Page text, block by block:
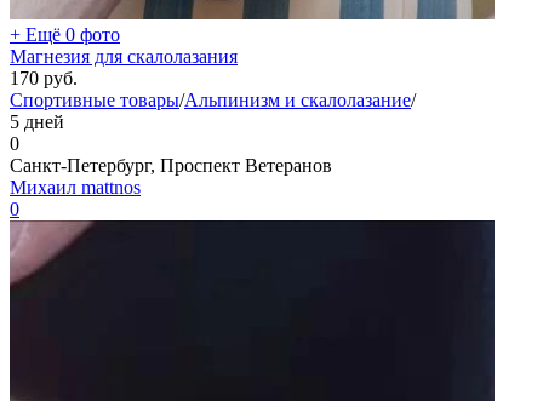
+ Ещё 0 фото
Магнезия для скалолазания
170 руб.
Спортивные товары/Альпинизм и скалолазание/
5 дней
0
Санкт-Петербург, Проспект Ветеранов
Михаил mattnos
0